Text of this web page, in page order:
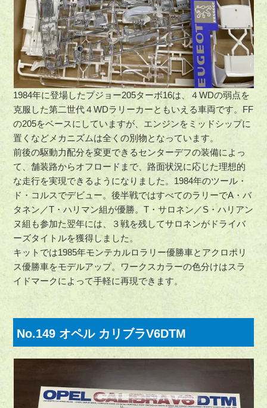
1984年に登場したプジョー205ターボ16は、４WDの弱点を
克服した第二世代４WDラリーカーともいえる車両です。FF
の205をベースにしていますが、エンジンをミッドシップに
置くなどメカニズムは全くの別物となっています。
前後の駆動力配分を変更できるセンターデフの装備によっ
て、舗装路からオフロードまで、路面状況に応じた理想的
な走行を実現できるようになりました。1984年のツール・
ド・コルスでデビュー。後半戦ではすべてのラリーでA・バ
タネン／T・ハリマン組が優勝。T・サロネン／S・ハリアン
ヌ組も参加た翌年には、３戦を残してサロネンがドライバ
ーズタイトルを獲得しました。
キットでは1985年モンテカルロラリー優勝車とアクロポリ
ス優勝車をモデルアップ。ワークスカラーの色分けはスラ
イドマークによって手軽に再現できます。
No.149 オペル カリブラV6DTM